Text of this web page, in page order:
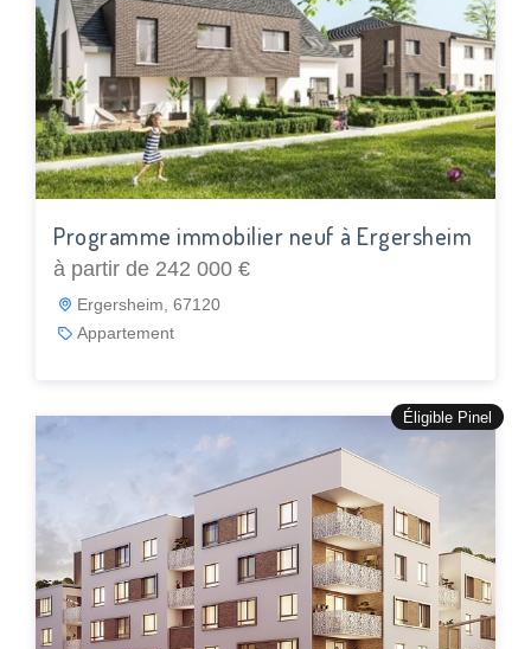
Programme immobilier neuf à Ergersheim
à partir de 242 000 €
Ergersheim, 67120
Appartement
Éligible Pinel